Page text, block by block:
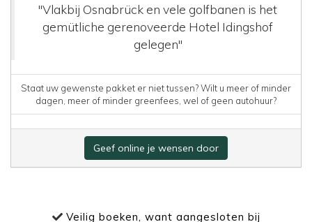
"Vlakbij Osnabrück en vele golfbanen is het
gemütliche gerenoveerde Hotel Idingshof
gelegen"
Staat uw gewenste pakket er niet tussen? Wilt u meer of minder
dagen, meer of minder greenfees, wel of geen autohuur?
Geef online je wensen door
Veilig boeken, want aangesloten bij